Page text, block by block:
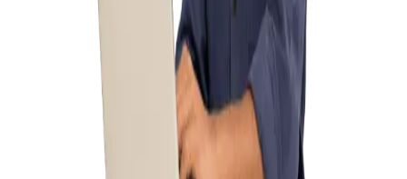
ஷிஃப்ட் மேலாண்மை
பயனர் வாரியாக ஷிஃப்ட் திறந்து மூடுங்கள்; ஷிஃப்ட் முடிவில் பண
சரிகட்டல் சிஸ்டம் பதிவு செய்தது எதிராக சரியாக என்ன
வசூலிக்கப்பட்டது என்று காட்டும்.
மோசடி கண்டறிதல் மற்றும் தடுப்பு